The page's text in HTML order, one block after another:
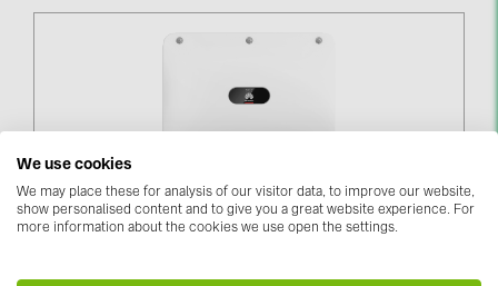
We use cookies
We may place these for analysis of our visitor data, to improve our website,
show personalised content and to give you a great website experience. For
more information about the cookies we use open the settings.